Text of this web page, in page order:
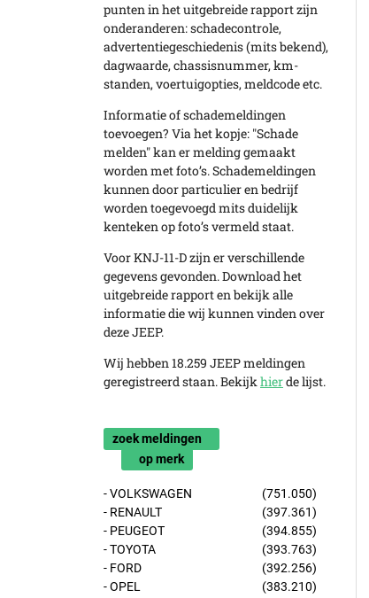
punten in het uitgebreide rapport zijn
onderanderen: schadecontrole,
advertentiegeschiedenis (mits bekend),
dagwaarde, chassisnummer, km-
standen, voertuigopties, meldcode etc.
Informatie of schademeldingen
toevoegen? Via het kopje: "Schade
melden" kan er melding gemaakt
worden met foto’s. Schademeldingen
kunnen door particulier en bedrijf
worden toegevoegd mits duidelijk
kenteken op foto’s vermeld staat.
Voor KNJ-11-D zijn er verschillende
gegevens gevonden. Download het
uitgebreide rapport en bekijk alle
informatie die wij kunnen vinden over
deze JEEP.
Wij hebben 18.259 JEEP meldingen
geregistreerd staan. Bekijkhierde lijst.
zoek meldingen
op merk
- VOLKSWAGEN
(751.050)
- RENAULT
(397.361)
- PEUGEOT
(394.855)
- TOYOTA
(393.763)
- FORD
(392.256)
- OPEL
(383.210)